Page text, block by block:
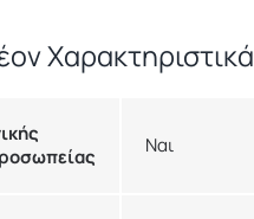
Χαρακτηριστικά
Ναι